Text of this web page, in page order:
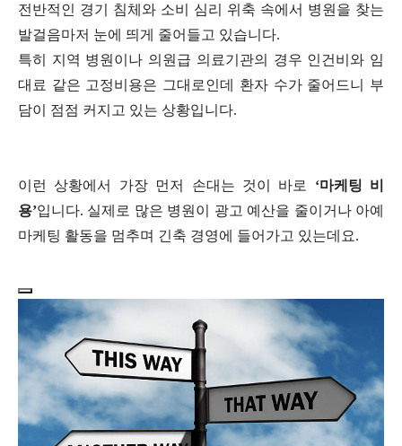
전반적인 경기 침체와 소비 심리 위축 속에서 병원을 찾는
발걸음마저 눈에 띄게 줄어들고 있습니다.
특히 지역 병원이나 의원급 의료기관의 경우 인건비와 임
대료 같은 고정비용은 그대로인데 환자 수가 줄어드니 부
담이 점점 커지고 있는 상황입니다.
이런 상황에서 가장 먼저 손대는 것이 바로
‘마케팅 비
용’입니다. 실제로 많은 병원이 광고 예산을 줄이거나 아예
마케팅 활동을 멈추며 긴축 경영에 들어가고 있는데요.